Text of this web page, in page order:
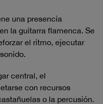
una presencia
la guitarra flamenca. Se
el ritmo, ejecutar
central, el
con recursos
o la percusión.